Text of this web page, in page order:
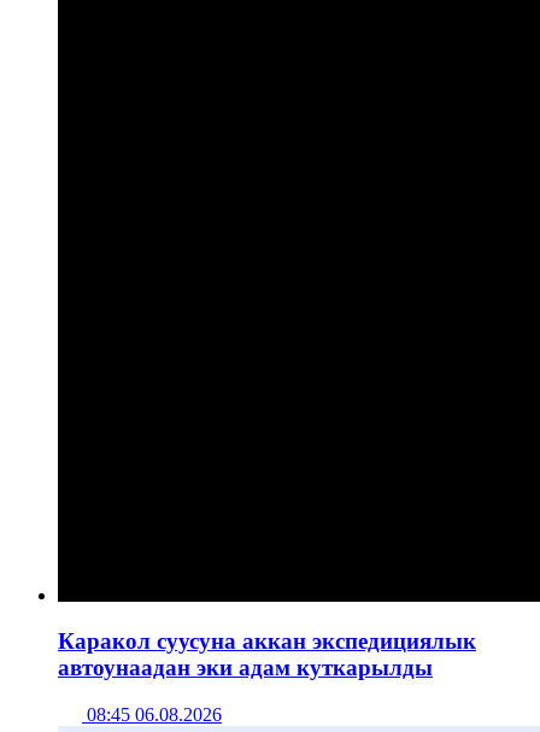
Каракол суусуна аккан экспедициялык
автоунаадан эки адам куткарылды
08:45 06.08.2026